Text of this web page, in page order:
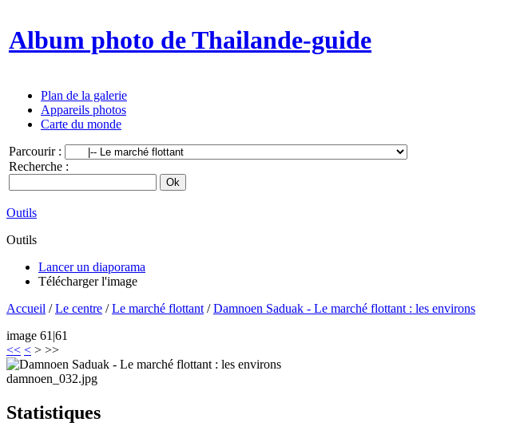
Album photo de Thailande-guide
Plan de la galerie
Appareils photos
Carte du monde
Parcourir :
Recherche :
Outils
Outils
Lancer un diaporama
Télécharger l'image
Accueil /Le centre /Le marché flottant /Damnoen Saduak - Le marché flottant : les environs
image 61|61
<< < > >>
damnoen_032.jpg
Statistiques